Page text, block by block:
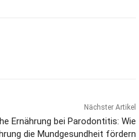
Nächster Artikel
Ernährung bei Parodontitis: Wie
die Mundgesundheit fördern